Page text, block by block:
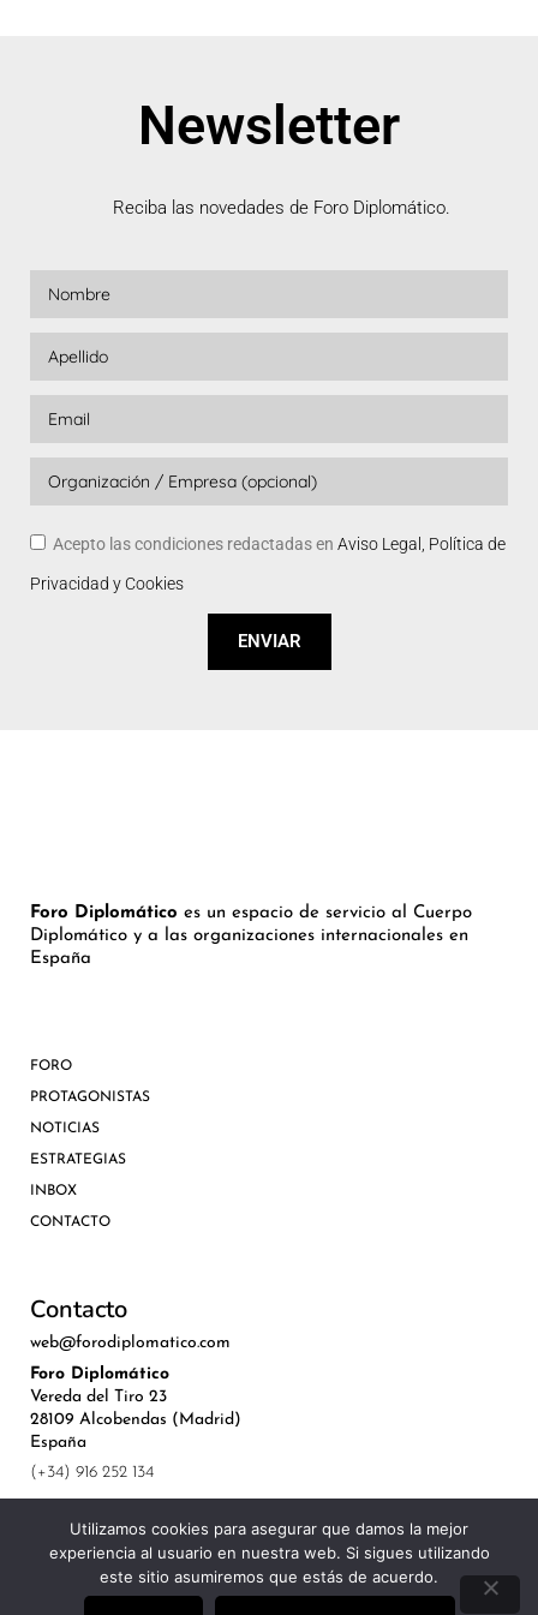
Newsletter
Reciba las novedades de Foro Diplomático.
Acepto las condiciones redactadas en Aviso Legal, Política de
Privacidad y Cookies
ENVIAR
Foro Diplomático es un espacio de servicio al Cuerpo
Diplomático y a las organizaciones internacionales en
España
FORO
PROTAGONISTAS
NOTICIAS
ESTRATEGIAS
INBOX
CONTACTO
Contacto
web@forodiplomatico.com
Foro Diplomático
Vereda del Tiro 23
28109 Alcobendas (Madrid)
España
(+34) 916 252 134
Utilizamos cookies para asegurar que damos la mejor
experiencia al usuario en nuestra web. Si sigues utilizando
este sitio asumiremos que estás de acuerdo.